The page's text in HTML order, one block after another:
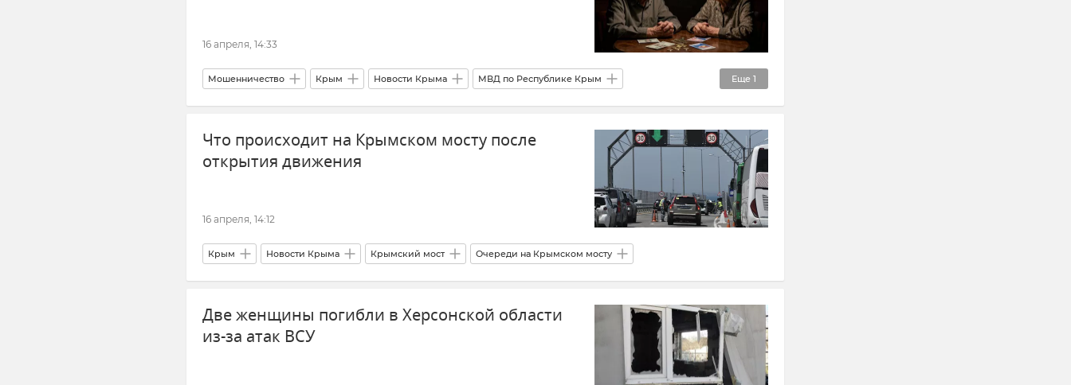
16 апреля, 14:33
Еще 1
Мошенничество Крым Новости Крыма МВД по Республике Крым
Закон и право
Что происходит на Крымском мосту после
открытия движения
16 апреля, 14:12
Крым Новости Крыма Крымский мост Очереди на Крымском мосту
Две женщины погибли в Херсонской области
из-за атак ВСУ